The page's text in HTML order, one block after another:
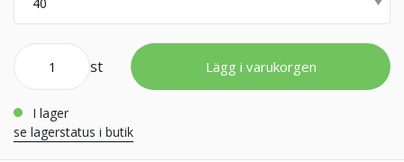
st Lägg i varukorgen
i lager
se lagerstatus i butik